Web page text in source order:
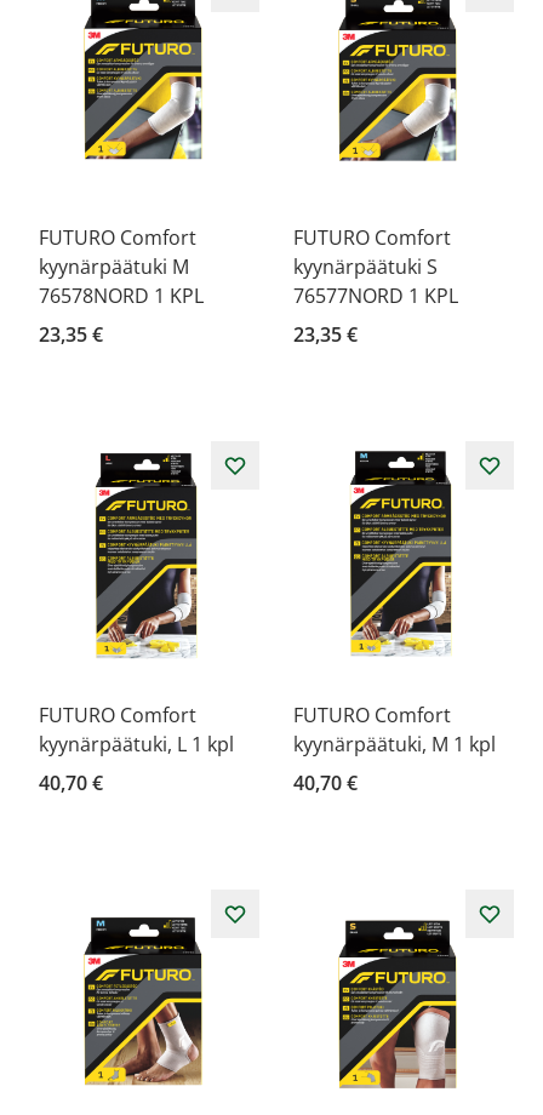
FUTURO Comfort
kyynärpäätuki M
76578NORD 1 KPL
23,35 €
FUTURO Comfort
kyynärpäätuki S
76577NORD 1 KPL
23,35 €
FUTURO Comfort
kyynärpäätuki, L 1 kpl
40,70 €
FUTURO Comfort
kyynärpäätuki, M 1 kpl
40,70 €